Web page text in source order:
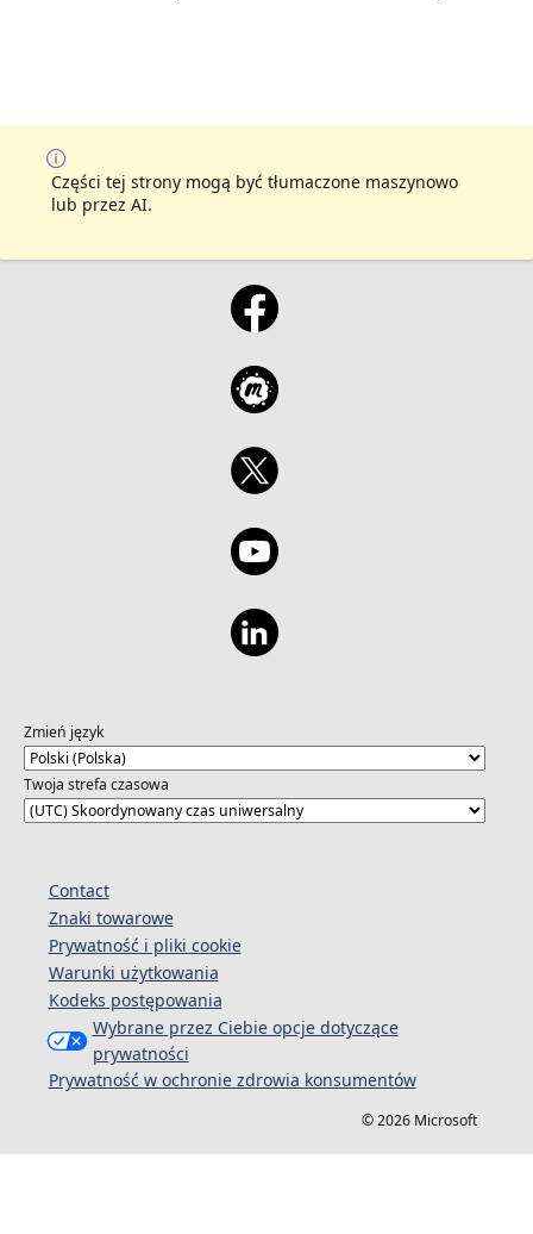
Części tej strony mogą być tłumaczone maszynowo
lub przez AI.
Zmień język
Twoja strefa czasowa
Contact
Znaki towarowe
Prywatność i pliki cookie
Warunki użytkowania
Kodeks postępowania
Wybrane przez Ciebie opcje dotyczące
prywatności
Prywatność w ochronie zdrowia konsumentów
© 2026 Microsoft